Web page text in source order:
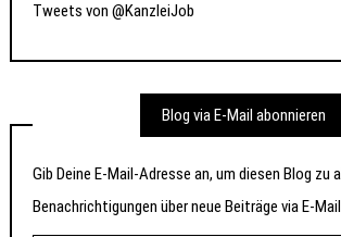
Tweets von @KanzleiJob
Blog via E-Mail abonnieren
Gib Deine E-Mail-Adresse an, um diesen Blog zu
Benachrichtigungen über neue Beiträge via E-